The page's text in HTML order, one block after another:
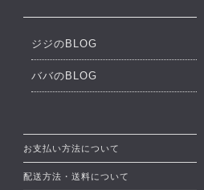
ジジのBLOG
ババのBLOG
お支払い方法について
配送方法・送料について